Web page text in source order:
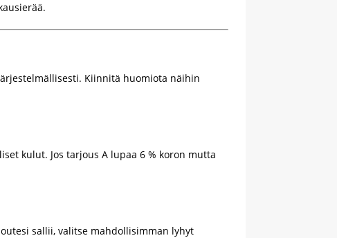
Kiinnitä huomiota näihin
kulut. Jos tarjous A lupaa 6 % koron mutta
sallii, valitse mahdollisimman lyhyt